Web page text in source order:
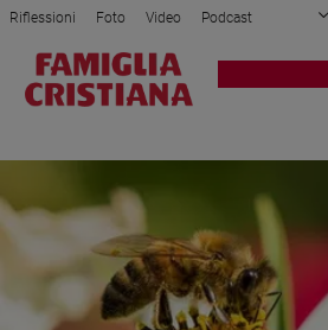
Attualità
Mondo
Legalità
Riflessioni Foto Video Podcast
Privacy Policy Chi siamo
Registrati Redazione